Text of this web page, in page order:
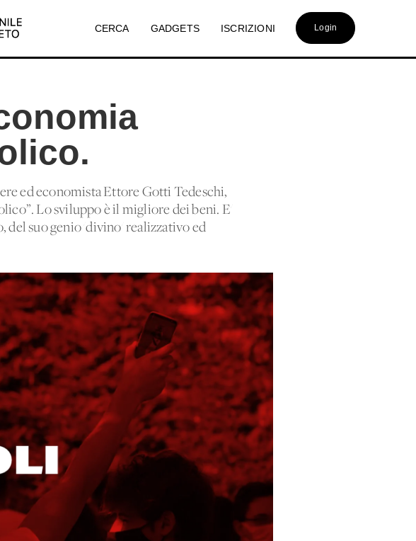
CERCA GADGETS ISCRIZIONI Login
ed economista Ettore Gotti Tedeschi,
Lo sviluppo è il migliore dei beni. E'
suo genio 'divino' realizzativo ed